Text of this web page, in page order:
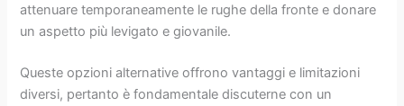
attenuare temporaneamente le rughe della fronte e donare
un aspetto più levigato e giovanile.
Queste opzioni alternative offrono vantaggi e limitazioni
diversi, pertanto è fondamentale discuterne con un